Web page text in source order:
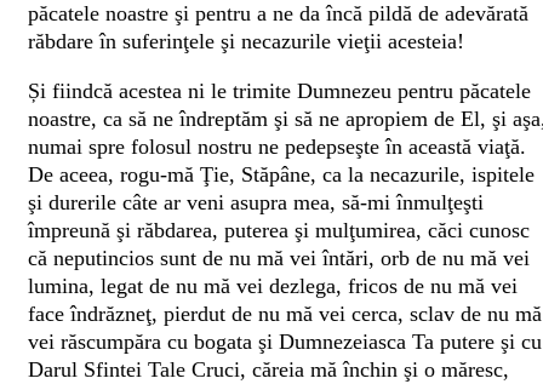
păcatele noastre şi pentru a ne da încă pildă de adevărată
răbdare în suferinţele şi necazurile vieţii acesteia!
Și fiindcă acestea ni le trimite Dumnezeu pentru păcatele
noastre, ca să ne îndreptăm şi să ne apropiem de El, şi
numai spre folosul nostru ne pedepseşte în această viaţă.
De aceea, rogu-mă Ţie, Stăpâne, ca la necazurile, ispitele
şi durerile câte ar veni asupra mea, să-mi înmulţeşti
împreună şi răbdarea, puterea şi mulţumirea, căci cunosc
că neputincios sunt de nu mă vei întări, orb de nu mă vei
lumina, legat de nu mă vei dezlega, fricos de nu mă vei
face îndrăzneţ, pierdut de nu mă vei cerca, sclav de nu mă
vei răscumpăra cu bogata şi Dumnezeiasca Ta putere şi cu
Darul Sfintei Tale Cruci, căreia mă închin şi o măresc,